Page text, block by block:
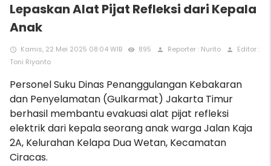
Lepaskan Alat Pijat Refleksi dari Kepala
Anak
access_time Kamis, 22 Mei 2025 08:04 WIB remove_red_eye 895 person Reporter : Nurito person
Editor :
Toni Riyanto
Personel Suku Dinas Penanggulangan Kebakaran
dan Penyelamatan (Gulkarmat) Jakarta Timur
berhasil membantu evakuasi alat pijat refleksi
elektrik dari kepala seorang anak warga Jalan Kaja
2A, Kelurahan Kelapa Dua Wetan, Kecamatan
Ciracas.